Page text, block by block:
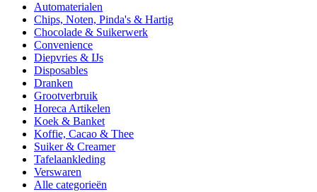
Automaterialen
Chips, Noten, Pinda's & Hartig
Chocolade & Suikerwerk
Convenience
Diepvries & IJs
Disposables
Dranken
Grootverbruik
Horeca Artikelen
Koek & Banket
Koffie, Cacao & Thee
Suiker & Creamer
Tafelaankleding
Verswaren
Alle categorieën